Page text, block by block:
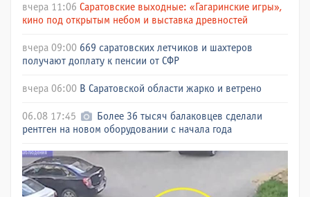
вчера 11:06 Саратовские выходные: «Гагаринские игры»,
кино под открытым небом и выставка древностей
вчера 09:00 669 саратовских летчиков и шахтеров
получают доплату к пенсии от СФР
вчера 06:00 В Саратовской области жарко и ветрено
06.08 17:45
Более 36 тысяч балаковцев сделали
рентген на новом оборудовании с начала года